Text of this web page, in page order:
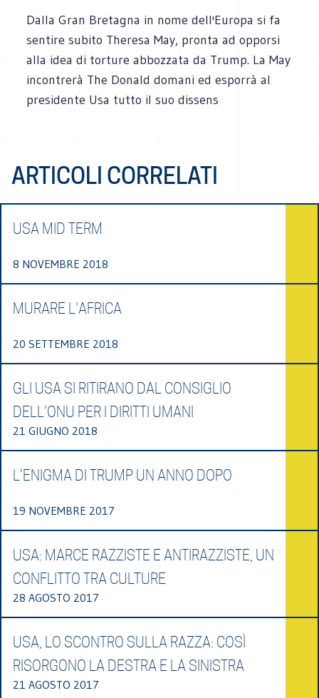
Dalla Gran Bretagna in nome dell'Europa si fa
sentire subito Theresa May, pronta ad opporsi
alla idea di torture abbozzata da Trump. La May
incontrerà The Donald domani ed esporrà al
presidente Usa tutto il suo dissens
ARTICOLI CORRELATI
USA MID TERM
8 NOVEMBRE 2018
MURARE L'AFRICA
20 SETTEMBRE 2018
GLI USA SI RITIRANO DAL CONSIGLIO
DELL’ONU PER I DIRITTI UMANI
21 GIUGNO 2018
L’ENIGMA DI TRUMP UN ANNO DOPO
19 NOVEMBRE 2017
USA: MARCE RAZZISTE E ANTIRAZZISTE, UN
CONFLITTO TRA CULTURE
28 AGOSTO 2017
USA, LO SCONTRO SULLA RAZZA: COSÌ
RISORGONO LA DESTRA E LA SINISTRA
21 AGOSTO 2017